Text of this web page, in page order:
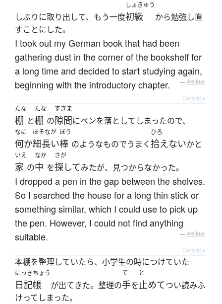
しぶりに取り出して、もう一度
しょきゅう
初級
から勉強し直
すことにした。
I took out my German book that had been
gathering dust in the corner of the bookshelf for
a long time and decided to start studying again,
beginning with the introductory chapter.
— Jreibun
Details ▸
たな
棚 と
たな
棚 の
すきま
隙間にペンを落としてしまったので、
なに
何か
ほそなが
細長い
ぼう
棒 のようなものでうまく
ひろ
拾えないかと
いえ
家 の
なか
中 を
さが
探してみたが、見つからなかった。
I dropped a pen in the gap between the shelves.
So I searched the house for a long thin stick or
something similar, which I could use to pick up
the pen. However, I could not find anything
suitable.
— Jreibun
Details ▸
本棚を整理していたら、小学生の時につけていた
にっきちょう
日記帳 が出てきた。整理の
て
手を
と
止めてつい読みふ
けってしまった。